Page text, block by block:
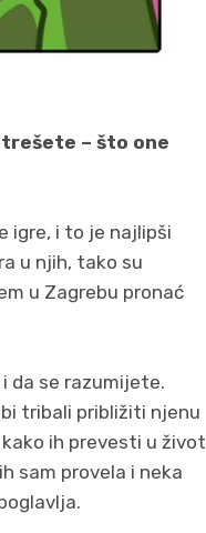
– što one
igre, i to je najlipši
u njih, tako su
u Zagrebu pronać
da se razumijete.
tribali približiti njenu
ih prevesti u život
sam provela i neka